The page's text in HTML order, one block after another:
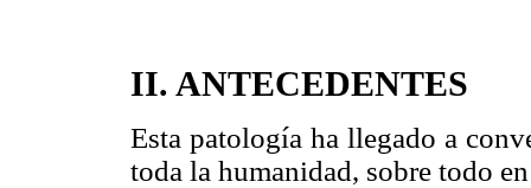
II. ANTECEDENTES
Esta patología ha llegado a
toda la humanidad, sobre todo